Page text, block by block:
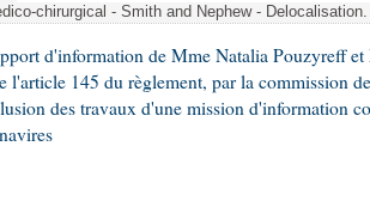
chirurgical - Smith and Nephew -
d'information de Mme Natalia Pouzyreff
l'article 145 du règlement, par la commission
des travaux d'une mission d'information